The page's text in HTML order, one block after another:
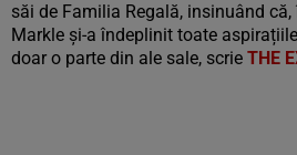
săi de Familia Regală, insinuând
Markle și-a îndeplinit toate
doar o parte din ale sale, scrie THE